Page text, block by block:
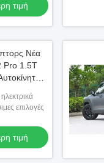
τιμή
Νέα
Pro 1.5T
επιλογές
τιμή